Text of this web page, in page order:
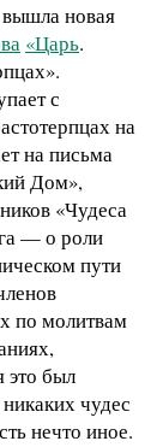
вышла новая
«Царь.
с
на
на письма
Дом»,
«Чудеса
— о роли
пути
по молитвам
это был
чудес
нечто иное.